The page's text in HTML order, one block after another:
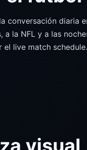
diaria
la NFL y a las
live match